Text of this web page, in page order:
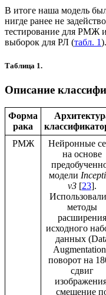
В итоге наша модель
нигде ранее не
тестирование для РМЖ
выборок для РЛ (табл. 1).
Таблица 1.
Описание
Форма
рака
РМЖ
Нейронные
на основе
модели
v3[23].
методы
расширения
исходного
данных
поворот на
сдвиг
смещение